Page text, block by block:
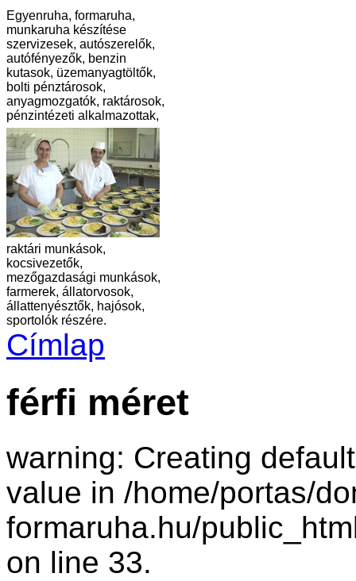
Egyenruha, formaruha,
munkaruha készítése
szervizesek, autószerelők,
autófényezők, benzin
kutasok, üzemanyagtöltők,
bolti pénztárosok,
anyagmozgatók, raktárosok,
pénzintézeti alkalmazottak,
raktári munkások,
kocsivezetők,
mezőgazdasági munkások,
farmerek, állatorvosok,
állattenyésztők, hajósok,
sportolók részére.
Címlap
férfi méret
warning: Creating
value in /home/portas/
formaruha.hu/
on line 33.